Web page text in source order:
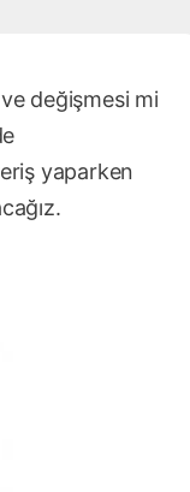
değişmesi mi
yaparken